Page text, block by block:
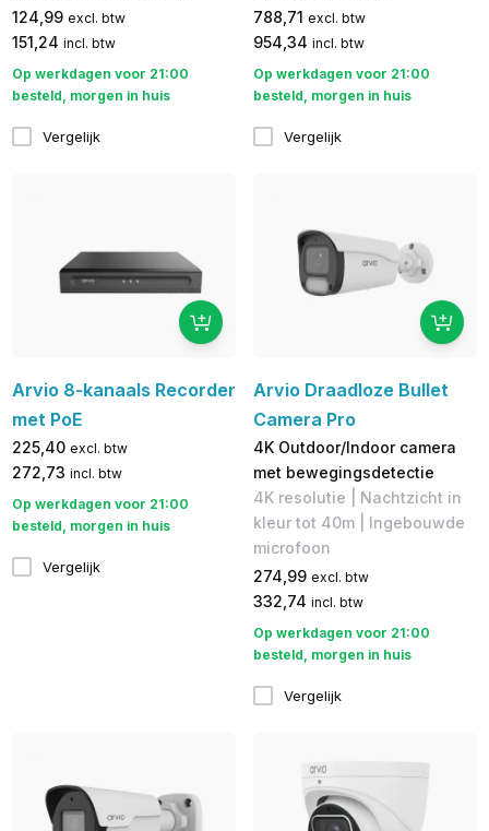
124,99 excl. btw
151,24 incl. btw
Op werkdagen voor 21:00
besteld, morgen in huis
Vergelijk
788,71 excl. btw
954,34 incl. btw
Op werkdagen voor 21:00
besteld, morgen in huis
Vergelijk
Arvio 8-kanaals Recorder
met PoE
225,40 excl. btw
272,73 incl. btw
Op werkdagen voor 21:00
besteld, morgen in huis
Vergelijk
Arvio Draadloze Bullet
Camera Pro
4K Outdoor/Indoor camera
met bewegingsdetectie
4K resolutie | Nachtzicht in
kleur tot 40m | Ingebouwde
microfoon
274,99 excl. btw
332,74 incl. btw
Op werkdagen voor 21:00
besteld, morgen in huis
Vergelijk